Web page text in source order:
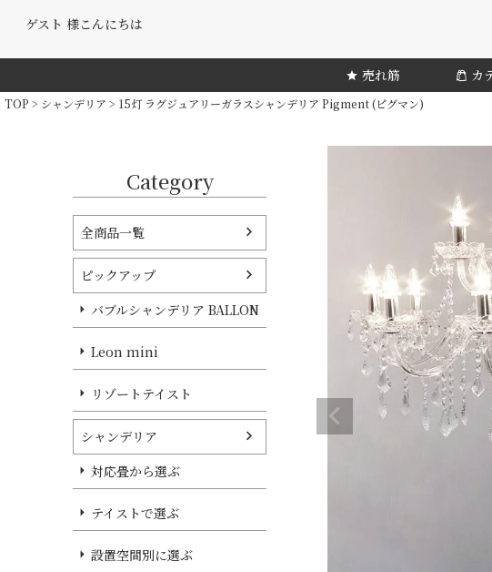
ゲスト 様こんにちは
売れ筋 カ
TOP シャンデリア 15灯 ラグジュアリーガラスシャンデリア Pigment (ピグマン)
Category
全商品一覧
ピックアップ
バブルシャンデリア BALLON
Leon mini
リゾートテイスト
シャンデリア
対応畳から選ぶ
テイストで選ぶ
設置空間別に選ぶ